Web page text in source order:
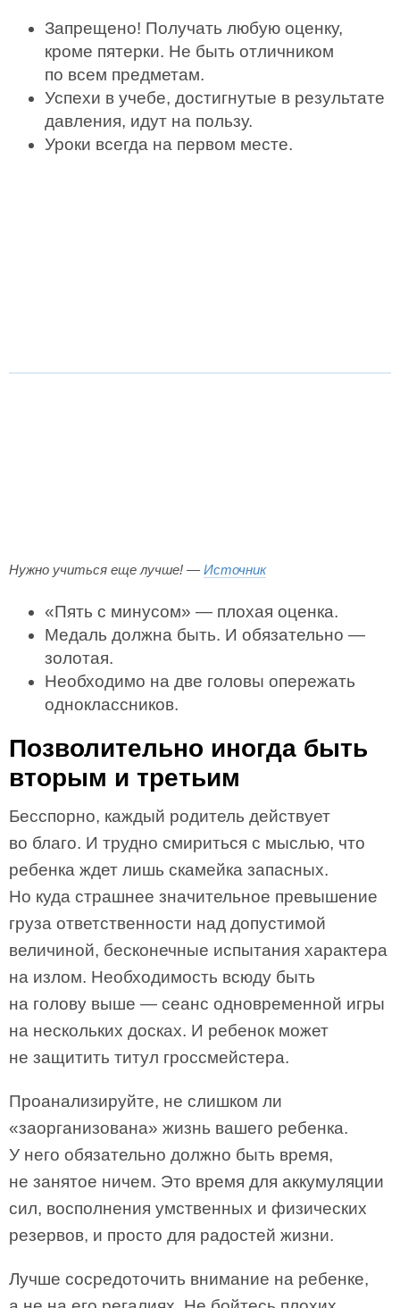
Запрещено! Получать любую оценку,
кроме пятерки. Не быть отличником
по всем предметам.
Успехи в учебе, достигнутые в результате
давления, идут на пользу.
Уроки всегда на первом месте.
Нужно учиться еще лучше! — Источник
«Пять с минусом» — плохая оценка.
Медаль должна быть. И обязательно —
золотая.
Необходимо на две головы опережать
одноклассников.
Позволительно иногда быть
вторым и третьим
Бесспорно, каждый родитель действует
во благо. И трудно смириться с мыслью, что
ребенка ждет лишь скамейка запасных.
Но куда страшнее значительное превышение
груза ответственности над допустимой
величиной, бесконечные испытания характера
на излом. Необходимость всюду быть
на голову выше — сеанс одновременной игры
на нескольких досках. И ребенок может
не защитить титул гроссмейстера.
Проанализируйте, не слишком ли
«заорганизована» жизнь вашего ребенка.
У него обязательно должно быть время,
не занятое ничем. Это время для аккумуляции
сил, восполнения умственных и физических
резервов, и просто для радостей жизни.
Лучше сосредоточить внимание на ребенке,